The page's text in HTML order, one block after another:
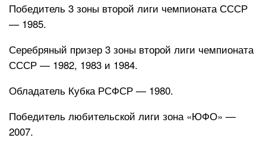
Победитель 3 зоны второй лиги чемпионата СССР
— 1985.
Серебряный призер 3 зоны второй лиги чемпионата
СССР — 1982, 1983 и 1984.
Обладатель Кубка РСФСР — 1980.
Победитель любительской лиги зона «ЮФО» —
2007.